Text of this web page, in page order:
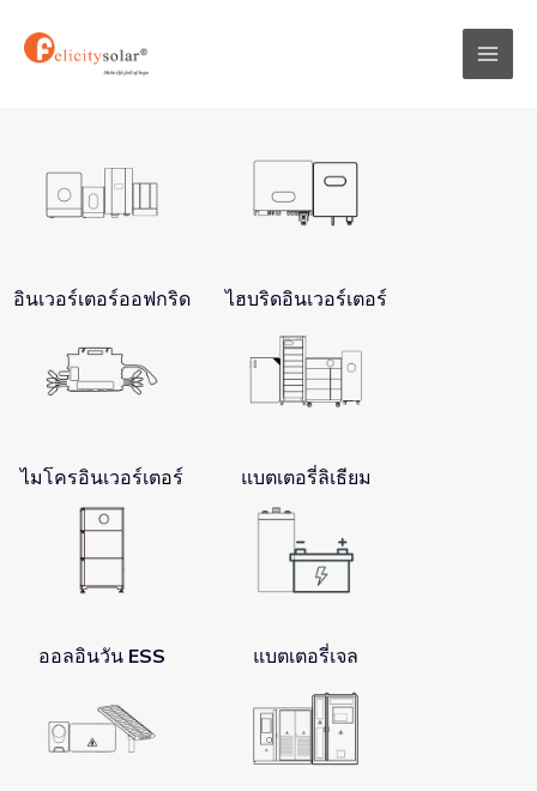
อินเวอร์เตอร์ออฟกริด ไฮบริดอินเวอร์เตอร์
ไมโครอินเวอร์เตอร์ แบตเตอรี่ลิเธียม
ออลอินวัน ESS แบตเตอรี่เจล